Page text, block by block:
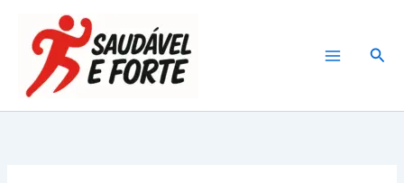
conteúdo